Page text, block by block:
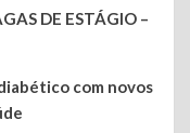
DE ESTÁGIO –
com novos